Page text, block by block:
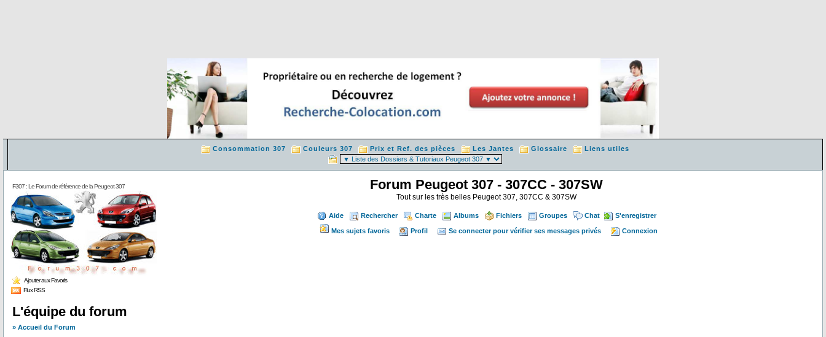
Consommation 307 Couleurs 307 Prix et Ref. des pièces Les Jantes Glossaire Liens utiles
F307 : Le Forum de référence de la Peugeot 307
Ajouter aux Favoris
Flux RSS
Forum Peugeot 307 - 307CC - 307SW
Tout sur les très belles Peugeot 307, 307CC & 307SW
Aide Rechercher Charte Albums Fichiers Groupes Chat S'enregistrer
Mes sujets favoris Profil Se connecter pour vérifier ses messages privés Connexion
L'équipe du forum
» Accueil du Forum